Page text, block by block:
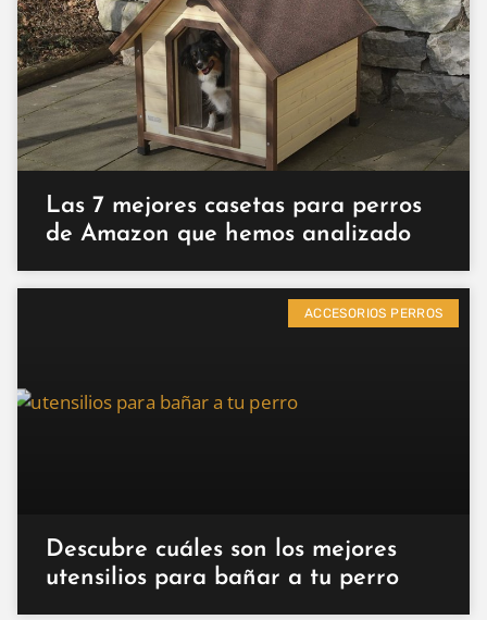
Las 7 mejores casetas para perros
de Amazon que hemos analizado
ACCESORIOS PERROS
Descubre cuáles son los mejores
utensilios para bañar a tu perro